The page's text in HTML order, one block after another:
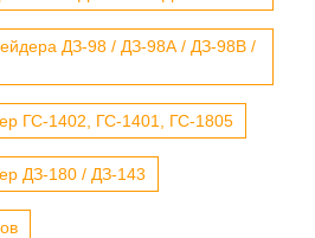
ДЗ-98 / ДЗ-98А / ДЗ-98В /
ГС-1402, ГС-1401, ГС-1805
ДЗ-180 / ДЗ-143